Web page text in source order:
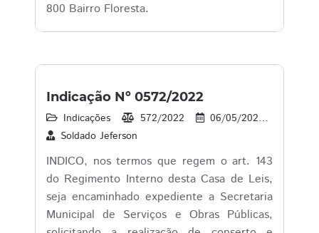
800 Bairro Floresta.
Indicação Nº 0572/2022
Indicações 572/2022 06/05/2022
Soldado Jeferson
INDICO, nos termos que regem o art. 143
do Regimento Interno desta Casa de Leis,
seja encaminhado expediente a Secretaria
Municipal de Serviços e Obras Públicas,